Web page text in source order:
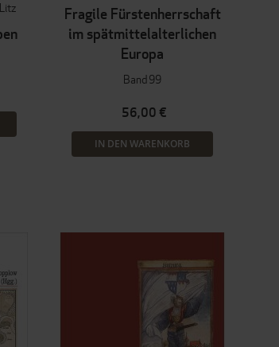
Fragile Fürstenherrschaft
im spätmittelalterlichen
Europa
Band 99
56,00 €
IN DEN WARENKORB